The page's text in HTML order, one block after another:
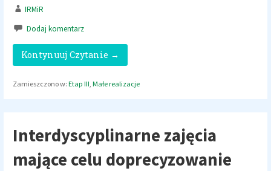
IRMiR
Dodaj komentarz
Kontynuuj Czytanie →
Zamieszczono w: Etap III, Małe realizacje
Interdyscyplinarne zajęcia
mające celu doprecyzowanie